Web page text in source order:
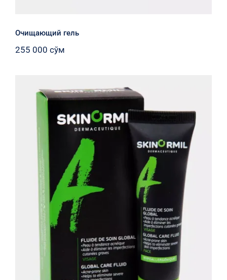
Очищающий гель
255 000 сўм
Флюид «Глобальный уход»